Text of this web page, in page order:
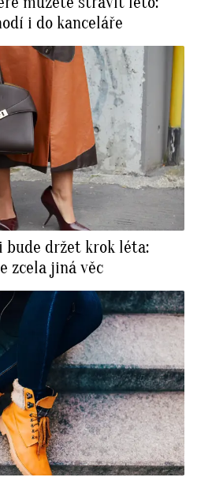
i do kanceláře
bude držet krok léta:
zcela jiná věc